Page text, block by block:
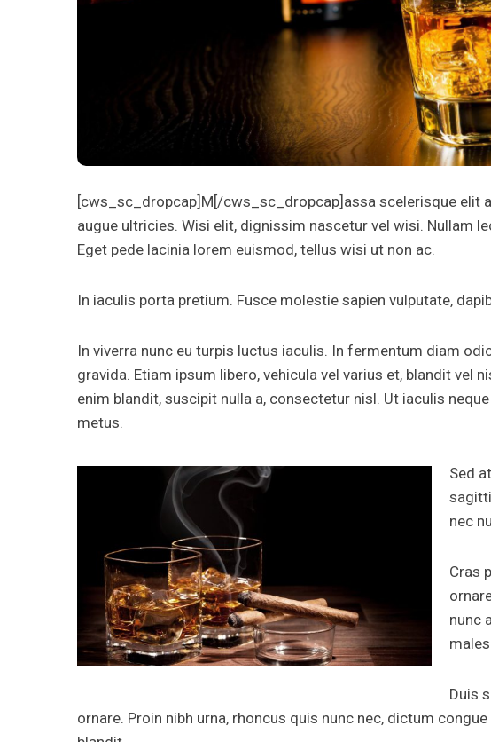
[cws_sc_dropcap]M[/cws_sc_dropcap]assa scelerisque elit
augue ultricies. Wisi elit, dignissim nascetur vel wisi. Nullam
Eget pede lacinia lorem euismod, tellus wisi ut non ac.
In iaculis porta pretium. Fusce molestie sapien vulputate,
In viverra nunc eu turpis luctus iaculis. In fermentum diam
gravida. Etiam ipsum libero, vehicula vel varius et, blandit vel
enim blandit, suscipit nulla a, consectetur nisl. Ut iaculis
metus.
Sed
nec
Cras
nunc
Duis
ornare. Proin nibh urna, rhoncus quis nunc nec, dictum